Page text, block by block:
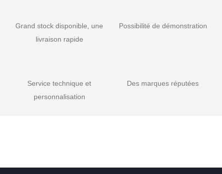
Grand stock disponible, une
livraison rapide
Possibilité de démonstration
Service technique et
personnalisation
Des marques réputées